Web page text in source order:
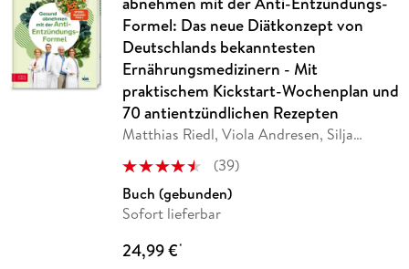
Formel: Das neue Diätkonzept von
Deutschlands bekanntesten
Ernährungsmedizinern - Mit
praktischem Kickstart-Wochenplan und
70 antientzündlichen Rezepten
Matthias Riedl, Viola Andresen, Silja
(39)
Buch (gebunden)
Sofort lieferbar
24,99 €*